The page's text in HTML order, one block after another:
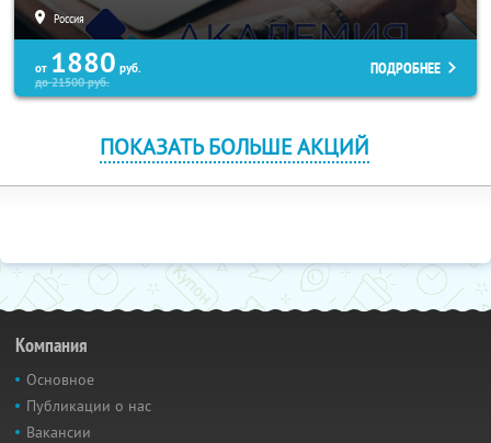
Россия
от 1880 руб.
до21500руб.
ПОДРОБНЕЕ
ПОКАЗАТЬ БОЛЬШЕ АКЦИЙ
Компания
Основное
Публикации о нас
Вакансии